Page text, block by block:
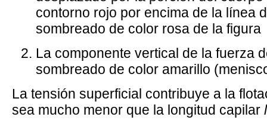
contorno rojo por encima de la línea
sombreado de color rosa de la figura
La componente vertical de la fuerza
sombreado de color amarillo
La tensión superficial contribuye a la
sea mucho menor que la longitud capilar l